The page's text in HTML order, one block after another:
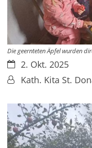
Die geernteten Äpfel wurden
Datum:2. Okt. 2025
Von:Kath. Kita St.